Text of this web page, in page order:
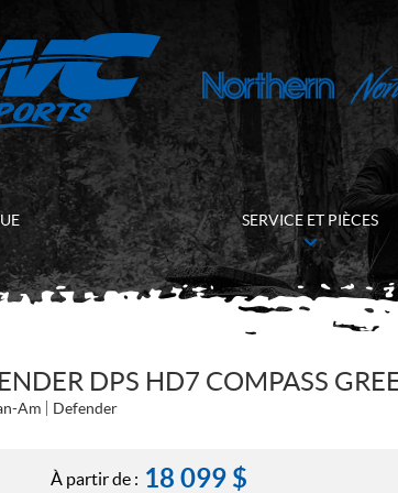
SERVICE ET PIÈCES
DPS HD7 COMPASS
Am Defender
À partir de : 18 099 $